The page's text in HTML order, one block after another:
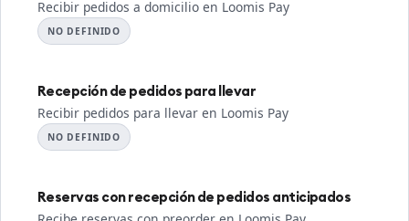
Recibir pedidos a domicilio en Loomis Pay
NO DEFINIDO
Recepción de pedidos para llevar
Recibir pedidos para llevar en Loomis Pay
NO DEFINIDO
Reservas con recepción de pedidos anticipados